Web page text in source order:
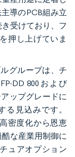
導のPCB組み立
受けており、フ
押し上げていま
グループは、チ
DD 800および
ップグレードに
る見込みです。
密度化から恩恵
な産業用制御に
ュアオプション